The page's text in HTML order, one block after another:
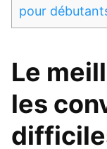
pour
Le
les